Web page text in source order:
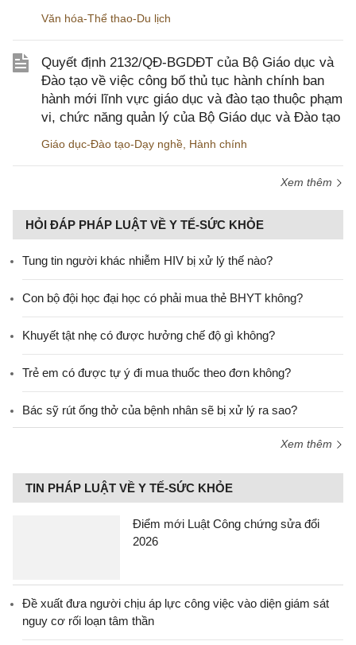
Văn hóa-Thể thao-Du lịch
Quyết định 2132/QĐ-BGDĐT của Bộ Giáo dục và
Đào tạo về việc công bố thủ tục hành chính ban
hành mới lĩnh vực giáo dục và đào tạo thuộc phạm
vi, chức năng quản lý của Bộ Giáo dục và Đào tạo
Giáo dục-Đào tạo-Dạy nghề Hành chính
Xem thêm
HỎI ĐÁP PHÁP LUẬT VỀ Y TẾ-SỨC KHỎE
Tung tin người khác nhiễm HIV bị xử lý thế nào?
Con bộ đội học đại học có phải mua thẻ BHYT không?
Khuyết tật nhẹ có được hưởng chế độ gì không?
Trẻ em có được tự ý đi mua thuốc theo đơn không?
Bác sỹ rút ống thở của bệnh nhân sẽ bị xử lý ra sao?
Xem thêm
TIN PHÁP LUẬT VỀ Y TẾ-SỨC KHỎE
Điểm mới Luật Công chứng sửa đổi
2026
Đề xuất đưa người chịu áp lực công việc vào diện giám sát
nguy cơ rối loạn tâm thần